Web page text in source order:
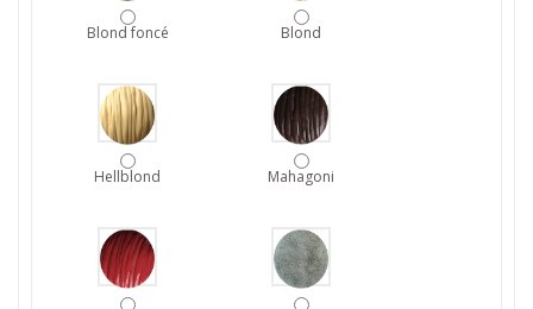
Blond foncé Blond
Hellblond Mahagoni